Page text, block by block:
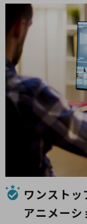
ワンストッ
アニメー